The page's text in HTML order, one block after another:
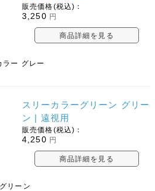
販売価格(税込)：
3,250 円
商品詳細を見る
ラー グレー
スリーカラーグリーン グリー
ン | 遠視用
販売価格(税込)：
4,250 円
商品詳細を見る
リーン